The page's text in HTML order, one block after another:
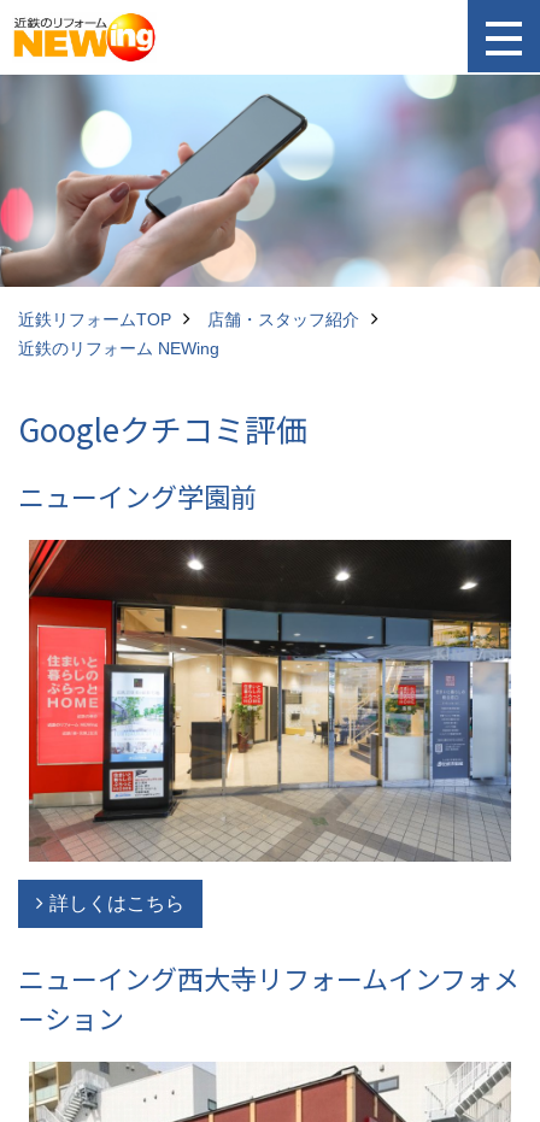
近鉄リフォームTOP
店舗・スタッフ紹介
近鉄のリフォーム NEWing
Googleクチコミ評価
ニューイング学園前
詳しくはこちら
ニューイング西大寺リフォームインフォメ
ーション